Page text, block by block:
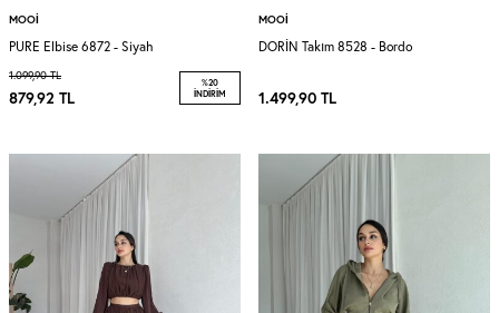
MOOI
PURE Elbise 6872 - Siyah
1.099,90TL
879,92 TL
%20
İNDIRIM
MOOI
DORİN Takım 8528 - Bordo
1.499,90 TL